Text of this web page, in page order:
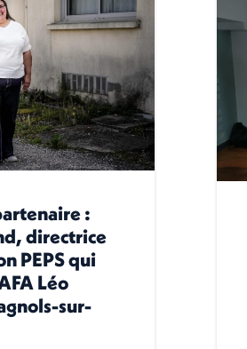
:
directrice
PEPS qui
Léo
sur-